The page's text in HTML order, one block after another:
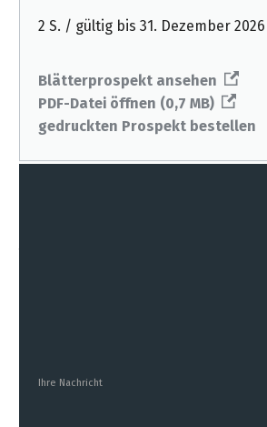
2 S. / gültig bis 31. Dezember 2026
Blätterprospekt ansehen
PDF-Datei öffnen (0,7 MB)
gedruckten Prospekt bestellen
Ihre Nachricht